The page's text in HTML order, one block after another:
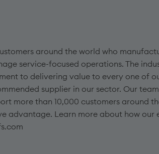
around the world who
service-focused operations. The
to delivering value to every one of
supplier in our sector. Our
more than 10,000 customers around
advantage. Learn more about how our